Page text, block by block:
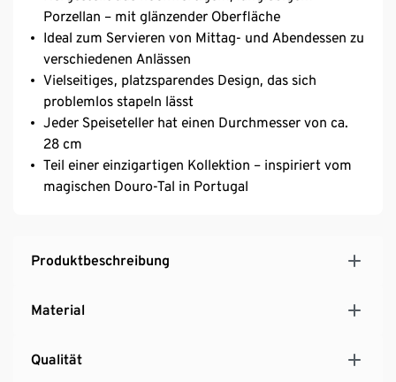
Porzellan – mit glänzender Oberfläche
Ideal zum Servieren von Mittag- und Abendessen zu
verschiedenen Anlässen
Vielseitiges, platzsparendes Design, das sich
problemlos stapeln lässt
Jeder Speiseteller hat einen Durchmesser von ca.
28 cm
Teil einer einzigartigen Kollektion – inspiriert vom
magischen Douro-Tal in Portugal
Produktbeschreibung
Material
Qualität